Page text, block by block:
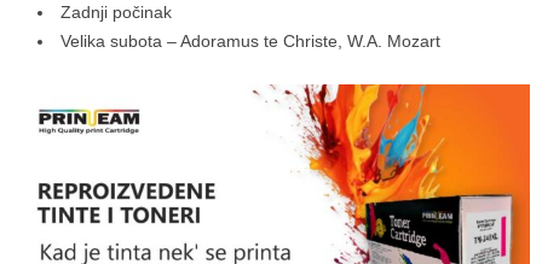
Zadnji počinak
Velika subota – Adoramus te Christe, W.A. Mozart